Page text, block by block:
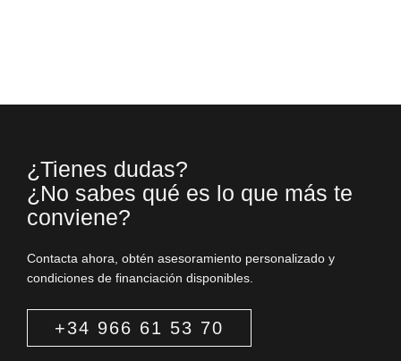
¿Tienes dudas?
¿No sabes qué es lo que más te
conviene?
Contacta ahora, obtén asesoramiento personalizado y
condiciones de financiación disponibles.
+34 966 61 53 70